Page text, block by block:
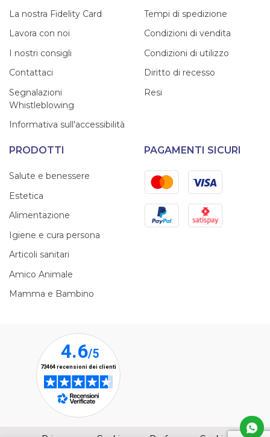
La nostra Fidelity Card
Lavora con noi
I nostri consigli
Contattaci
Segnalazioni
Whistleblowing
Informativa sull'accessibilità
Tempi di spedizione
Condizioni di vendita
Condizioni di utilizzo
Diritto di recesso
Resi
PRODOTTI
Salute e benessere
Estetica
Alimentazione
Igiene e cura persona
Articoli sanitari
Amico Animale
Mamma e Bambino
PAGAMENTI SICURI
MastercardVisa
PayPal Satispay